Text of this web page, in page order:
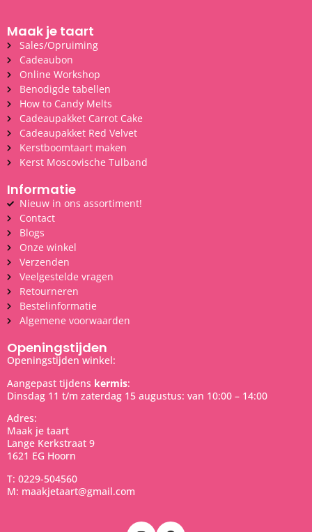
Maak je taart
Sales/Opruiming
Cadeaubon
Online Workshop
Benodigde tabellen
How to Candy Melts
Cadeaupakket Carrot Cake
Cadeaupakket Red Velvet
Kerstboomtaart maken
Kerst Moscovische Tulband
Informatie
Nieuw in ons assortiment!
Contact
Blogs
Onze winkel
Verzenden
Veelgestelde vragen
Retourneren
Bestelinformatie
Algemene voorwaarden
Openingstijden
Openingstijden winkel:
Aangepast tijdens kermis:
Dinsdag 11 t/m zaterdag 15 augustus: van 10:00 – 14:00
Adres:
Maak je taart
Lange Kerkstraat 9
1621 EG Hoorn
T: 0229-504560
M: maakjetaart@gmail.com